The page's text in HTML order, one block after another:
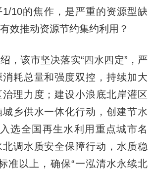
10的焦作，是严重的资源型缺
效推动资源节约集约利用？
该市坚决落实“四水四定”，严
耗总量和强度双控，持续加大
理力度；建设小浪底北岸灌区
乡供水一体化行动，创建节水
选全国再生水利用重点城市名
调水质安全保障行动，水质稳
准以上，确保“一泓清水永续北